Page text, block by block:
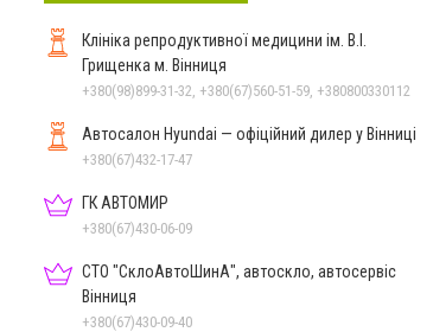
Клініка репродуктивної медицини ім. В.І.
Грищенка м. Вінниця
+380(98)899-31-32, +380(67)560-51-59, +380800330112
Автосалон Hyundai — офіційний дилер у Вінниці
+380(67)432-17-47
ГК АВТОМИР
+380(67)430-06-09
СТО "СклоАвтоШинА", автоскло, автосервіс
Вінниця
+380(67)430-09-40